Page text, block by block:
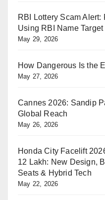
RBI Lottery Scam
Using RBI Name
May 29, 2026
How Dangerous Is the
May 27, 2026
Cannes 2026: Sandip
Global Reach
May 26, 2026
Honda City Facelift
12 Lakh: New Design,
Seats & Hybrid Tech
May 22, 2026